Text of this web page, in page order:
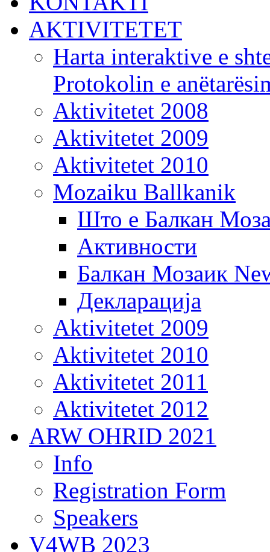
AKTIVITETET
Harta interaktive e
Protokolin e
Aktivitetet 2008
Aktivitetet 2009
Aktivitetet 2010
Mozaiku Ballkanik
Што е Балкан
Активности
Балкан Мозаик
Декларација
Aktivitetet 2009
Aktivitetet 2010
Aktivitetet 2011
Aktivitetet 2012
ARW OHRID 2021
Info
Registration Form
Speakers
V4WB 2023